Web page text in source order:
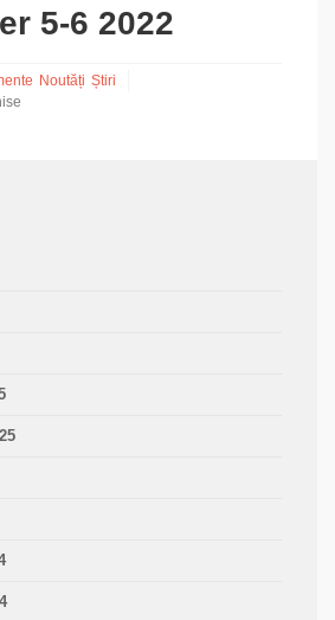
5-6 2022
Noutăți Știri